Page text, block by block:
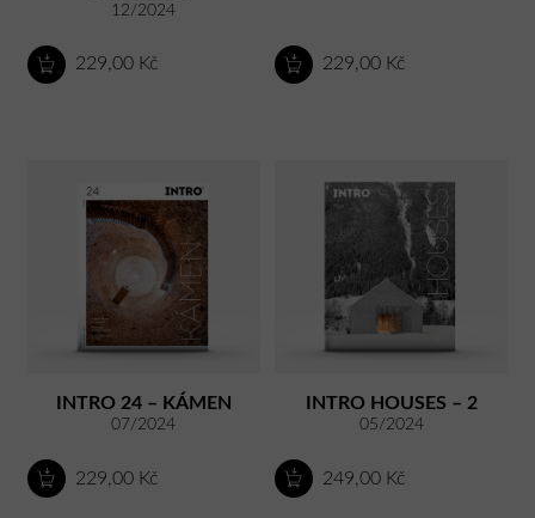
12/2024
229,00 Kč 229,00 Kč
INTRO 24 – KÁMEN
07/2024
229,00 Kč
INTRO HOUSES – 2
05/2024
249,00 Kč